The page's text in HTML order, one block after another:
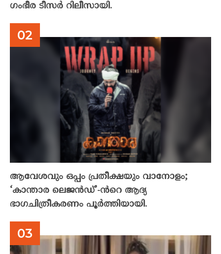
ഗംഭീര ടീസർ റിലീസായി.
ആവേശവും ഒപ്പം പ്രതീക്ഷയും വാനോളം;
‘കാന്താര ലെജൻഡ്’-ൻറെ ആദ്യ
ഭാഗചിത്രീകരണം പൂർത്തിയായി.